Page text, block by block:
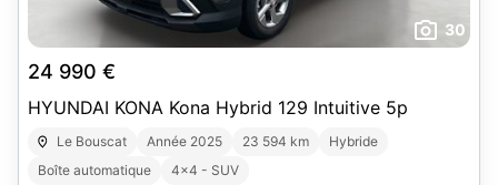
30
24 990 €
HYUNDAI KONA Kona Hybrid 129 Intuitive 5p
Le Bouscat Année 2025 23 594 km
Hybride
Boîte automatique
4x4 - SUV